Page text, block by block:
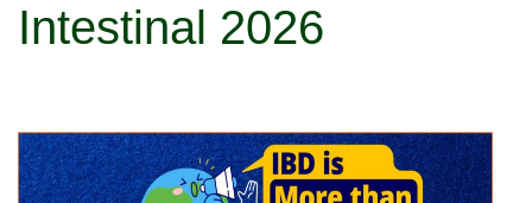
Intestinal 2026